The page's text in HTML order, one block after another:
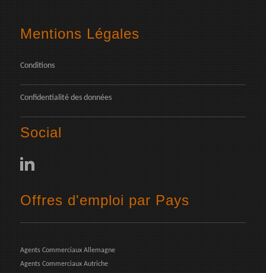
Mentions Légales
Conditions
Confidentialité des données
Social
Offres d'emploi par Pays
Agents Commerciaux Allemagne
Agents Commerciaux Autriche